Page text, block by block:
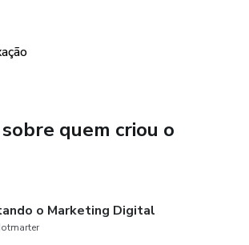
quem criou o
o Marketing Digital